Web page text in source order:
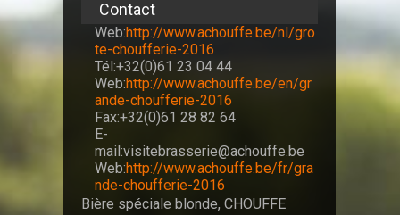
Contact
Web:http://www.achouffe.be/nl/gro
te-choufferie-2016
Tél:+32(0)61 23 04 44
Web:http://www.achouffe.be/en/gr
ande-choufferie-2016
Fax:+32(0)61 28 82 64
E-
mail:visitebrasserie@achouffe.be
Web:http://www.achouffe.be/fr/gra
nde-choufferie-2016
Bière spéciale blonde, CHOUFFE